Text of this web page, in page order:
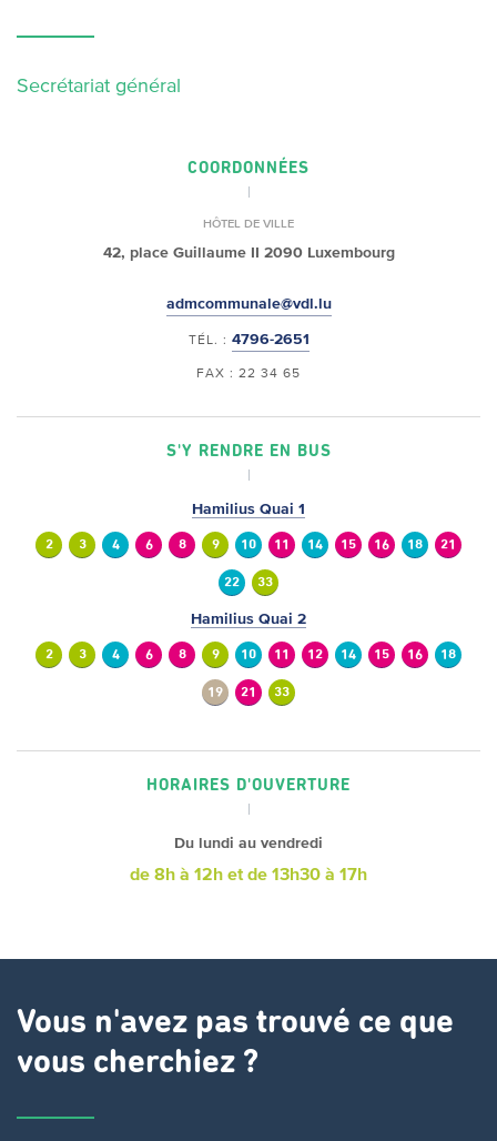
Secrétariat général
COORDONNÉES
HÔTEL DE VILLE
42, place Guillaume II 2090 Luxembourg
admcommunale@vdl.lu
TÉL. : 4796-2651
FAX : 22 34 65
S'Y RENDRE EN BUS
Hamilius Quai 1
2 3 4 6 8 9 10 11 14 15 16 18 21
22 33
Hamilius Quai 2
2 3 4 6 8 9 10 11 12 14 15 16 18
19 21 33
HORAIRES D'OUVERTURE
Du lundi au vendredi
de 8h à 12h et de 13h30 à 17h
Vous n'avez pas trouvé ce que
vous cherchiez ?